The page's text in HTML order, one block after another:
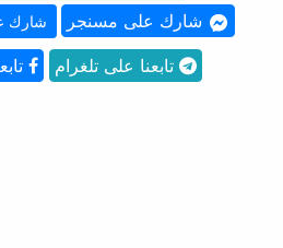
شارك شارك على مسنجر
تابعنا على تلغرام